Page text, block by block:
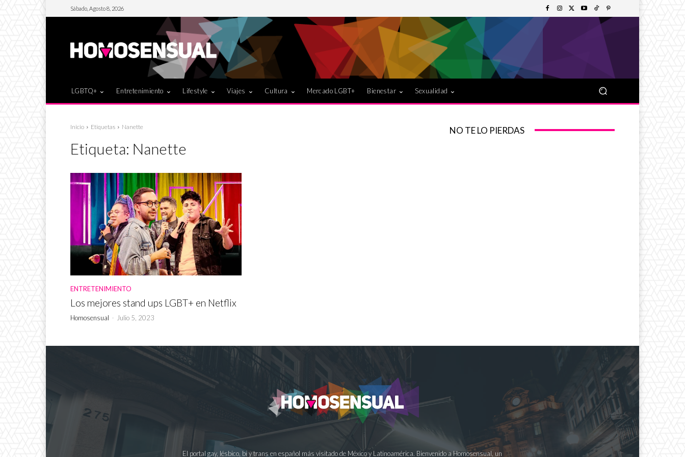
Sábado, Agosto 8, 2026
LGBTQ+ Entretenimiento Lifestyle Viajes Cultura Mercado LGBT+ Bienestar Sexualidad
Inicio Etiquetas Nanette
Etiqueta: Nanette
ENTRETENIMIENTO
Los mejores stand ups LGBT+ en Netflix
Homosensual - Julio 5, 2023
NO TE LO PIERDAS
El portal gay, lésbico, bi y trans en español más visitado de México y Latinoamérica. Bienvenido a Homosensual, un